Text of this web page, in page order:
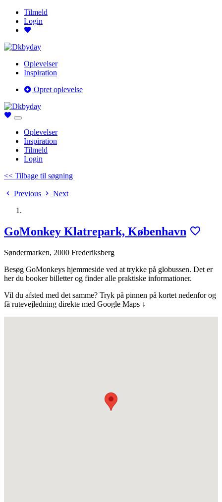
Tilmeld
Login
Oplevelser
Inspiration
Opret oplevelse
Oplevelser
Inspiration
Tilmeld
Login
<< Tilbage til søgning
Previous Next
GoMonkey Klatrepark, København
Søndermarken, 2000 Frederiksberg
Besøg GoMonkeys hjemmeside ved at trykke på globussen. Det er
her du booker billetter og finder alle praktiske informationer.
Vil du afsted med det samme? Tryk på pinnen på kortet nedenfor og
få rutevejledning direkte med Google Maps ↓